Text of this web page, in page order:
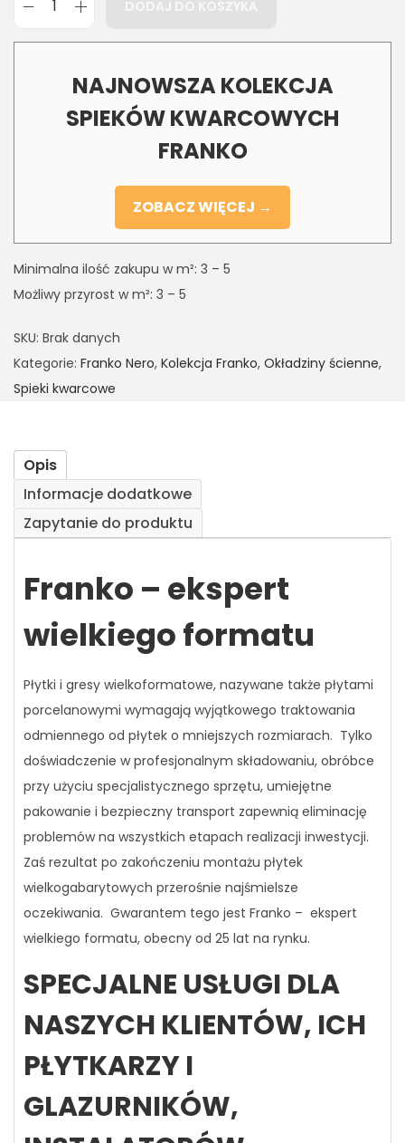
NAJNOWSZA KOLEKCJA
SPIEKÓW KWARCOWYCH
FRANKO
ZOBACZ WIĘCEJ →
Minimalna ilość zakupu w m²: 3 – 5
Możliwy przyrost w m²: 3 – 5
SKU: Brak danych
Kategorie: Franko Nero, Kolekcja Franko, Okładziny ścienne,
Spieki kwarcowe
Opis
Informacje dodatkowe
Zapytanie do produktu
Franko – ekspert
wielkiego formatu
Płytki i gresy wielkoformatowe, nazywane także płytami
porcelanowymi wymagają wyjątkowego traktowania
odmiennego od płytek o mniejszych rozmiarach. Tylko
doświadczenie w profesjonalnym składowaniu, obróbce
przy użyciu specjalistycznego sprzętu, umiejętne
pakowanie i bezpieczny transport zapewnią eliminację
problemów na wszystkich etapach realizacji inwestycji.
Zaś rezultat po zakończeniu montażu płytek
wielkogabarytowych przerośnie najśmielsze
oczekiwania. Gwarantem tego jest Franko – ekspert
wielkiego formatu, obecny od 25 lat na rynku.
SPECJALNE USŁUGI DLA
NASZYCH KLIENTÓW, ICH
PŁYTKARZY I
GLAZURNIKÓW,